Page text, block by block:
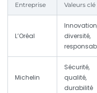
Entreprise Valeurs clé
L’Oréal
diversité,
Michelin
Sécurité,
qualité,
durabilité